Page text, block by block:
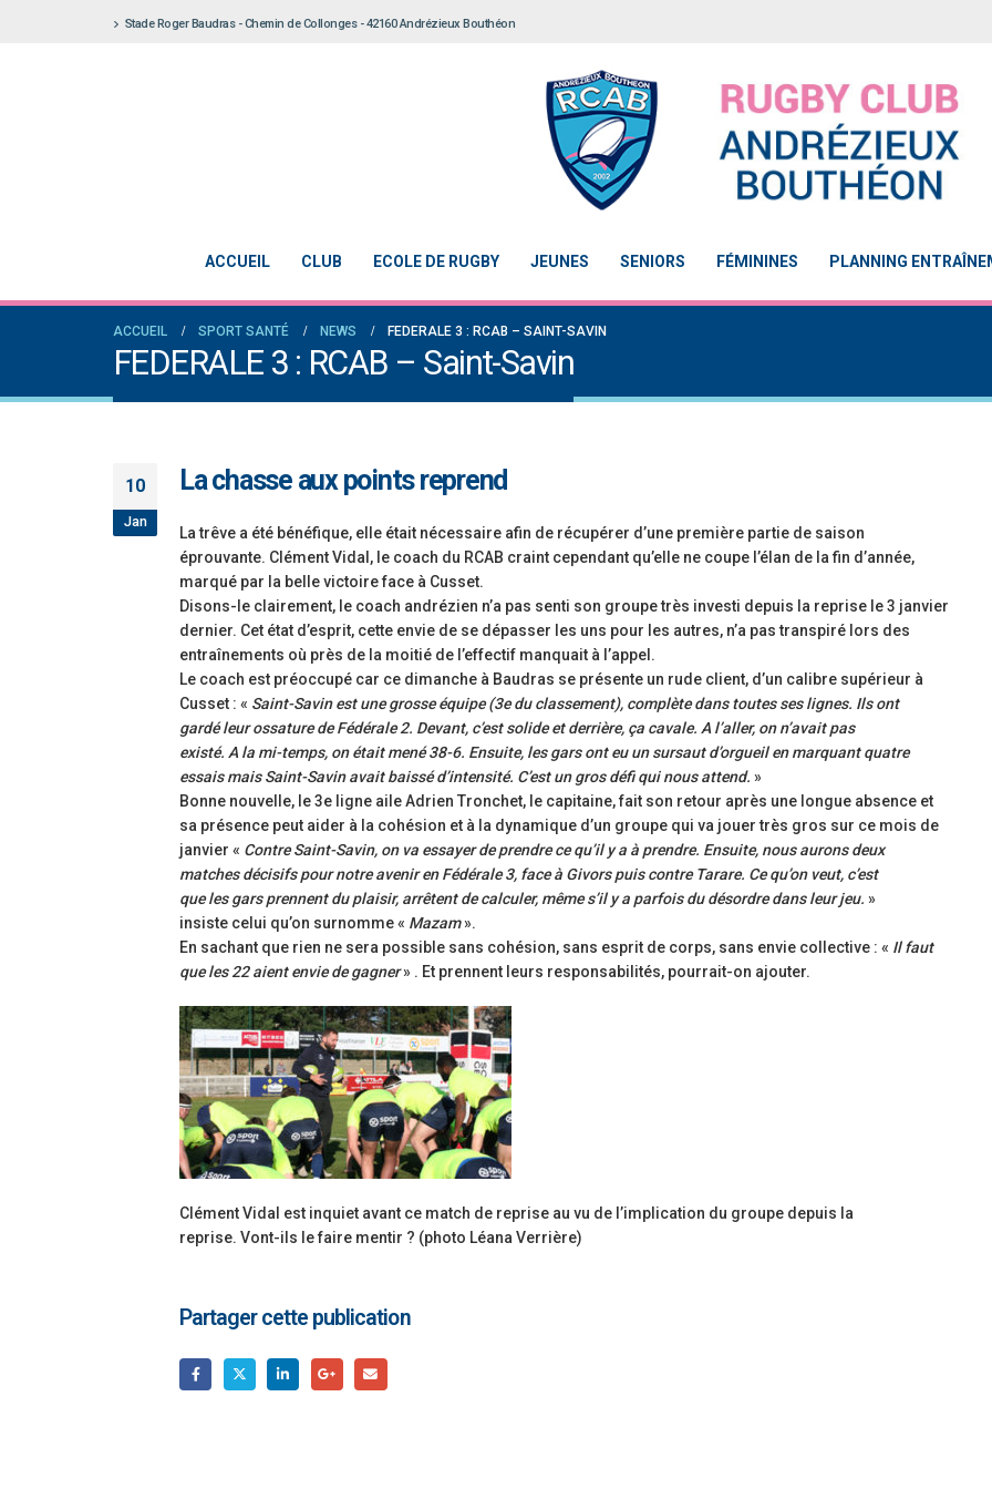
Stade Roger Baudras - Chemin de Collonges - 42160 Andrézieux Bouthéon
ACCUEIL CLUB ECOLE DE RUGBY JEUNES SENIORS FÉMININES PLANNING
ACCUEIL SPORT SANTÉ NEWS FEDERALE 3 : RCAB – SAINT-SAVIN
FEDERALE 3 : RCAB – Saint-Savin
10
Jan
La chasse aux points reprend
La trêve a été bénéfique, elle était nécessaire afin de récupérer d’une première partie de saison
éprouvante. Clément Vidal, le coach du RCAB craint cependant qu’elle ne coupe l’élan de la fin d’année,
marqué par la belle victoire face à Cusset.
Disons-le clairement, le coach andrézien n’a pas senti son groupe très investi depuis la reprise le 3 janvier
dernier. Cet état d’esprit, cette envie de se dépasser les uns pour les autres, n’a pas transpiré lors des
entraînements où près de la moitié de l’effectif manquait à l’appel.
Le coach est préoccupé car ce dimanche à Baudras se présente un rude client, d’un calibre supérieur à
Cusset : « Saint-Savin est une grosse équipe (3e du classement), complète dans toutes ses lignes. Ils ont
gardé leur ossature de Fédérale 2. Devant, c’est solide et derrière, ça cavale. A l’aller, on n’avait pas
existé. A la mi-temps, on était mené 38-6. Ensuite, les gars ont eu un sursaut d’orgueil en marquant quatre
essais mais Saint-Savin avait baissé d’intensité. C’est un gros défi qui nous attend. »
Bonne nouvelle, le 3e ligne aile Adrien Tronchet, le capitaine, fait son retour après une longue absence et
sa présence peut aider à la cohésion et à la dynamique d’un groupe qui va jouer très gros sur ce mois de
janvier « Contre Saint-Savin, on va essayer de prendre ce qu’il y a à prendre. Ensuite, nous aurons deux
matches décisifs pour notre avenir en Fédérale 3, face à Givors puis contre Tarare. Ce qu’on veut, c’est
que les gars prennent du plaisir, arrêtent de calculer, même s’il y a parfois du désordre dans leur jeu. »
insiste celui qu’on surnomme « Mazam».
En sachant que rien ne sera possible sans cohésion, sans esprit de corps, sans envie collective : « Il faut
que les 22 aient envie de gagner» . Et prennent leurs responsabilités, pourrait-on ajouter.
Clément Vidal est inquiet avant ce match de reprise au vu de l’implication du groupe depuis la
reprise. Vont-ils le faire mentir ? (photo Léana Verrière)
Partager cette publication
Notre École De Rugby obtient la labellisation 2
18 juillet 2026
vieilles connaissances et un nouveau venu
6 juillet 2026
Groupe senior: tout un programme de
préparation pour être prêt le 13 septembre!
18 juin 2026
champions!
1 juin 2026
Bilan des seniors garçons par
Buffevant dans Le Progrès
Fédérale 2 et Fédérale B: finir
note en priorité
25 avril 2026